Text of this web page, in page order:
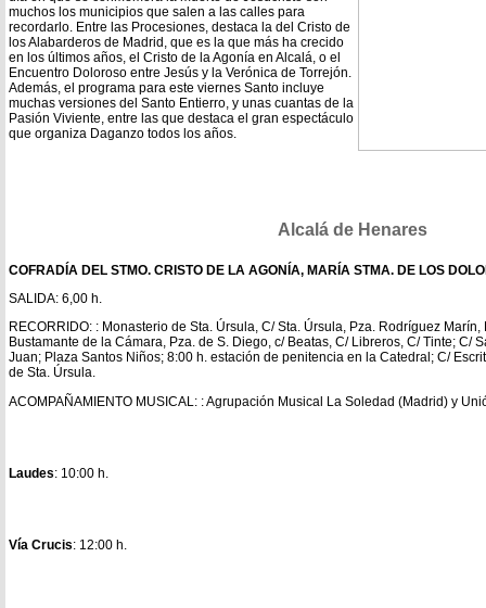
muchos los municipios que salen a las calles para
recordarlo. Entre las Procesiones, destaca la del Cristo de
los Alabarderos de Madrid, que es la que más ha crecido
en los últimos años, el Cristo de la Agonía en Alcalá, o el
Encuentro Doloroso entre Jesús y la Verónica de Torrejón.
Además, el programa para este viernes Santo incluye
muchas versiones del Santo Entierro, y unas cuantas de la
Pasión Viviente, entre las que destaca el gran espectáculo
que organiza Daganzo todos los años.
Alcalá de Henares
COFRADÍA DEL STMO. CRISTO DE LA AGONÍA, MARÍA STMA. DE LOS
SALIDA: 6,00 h.
RECORRIDO: : Monasterio de Sta. Úrsula, C/ Sta. Úrsula, Pza. Rodríguez
Bustamante de la Cámara, Pza. de S. Diego, c/ Beatas, C/ Libreros, C/ Tinte; C/
Juan; Plaza Santos Niños; 8:00 h. estación de penitencia en la Catedral; C/
de Sta. Úrsula.
ACOMPAÑAMIENTO MUSICAL: : Agrupación Musical La Soledad (Madrid) y
Laudes: 10:00 h.
Vía Crucis: 12:00 h.